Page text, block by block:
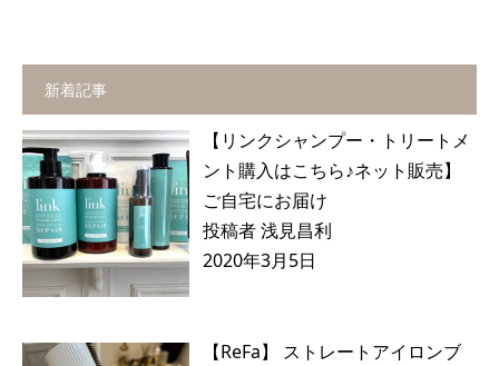
新着記事
【リンクシャンプー・トリートメ
ント購入はこちら♪ネット販売】
ご自宅にお届け
投稿者 浅見昌利
2020年3月5日
【ReFa】 ストレートアイロンブ